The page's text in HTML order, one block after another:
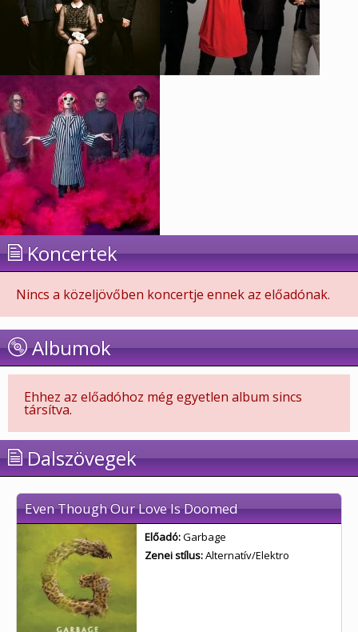
Koncertek
Nincs a közeljövőben koncertje ennek az előadónak.
Albumok
Ehhez az előadóhoz még egyetlen album sincs
társítva.
Dalszövegek
Even Though Our Love Is Doomed
Előadó:Garbage
Zenei stílus:Alternatív/Elektro